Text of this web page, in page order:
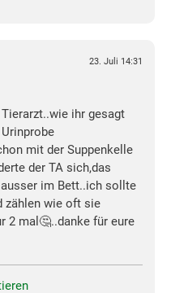
23. Juli 14:31
ihr gesagt
mit der Suppenkelle
der TA sich,das
im Bett..ich sollte
zählen wie oft sie
2 mal🤔..danke für eure